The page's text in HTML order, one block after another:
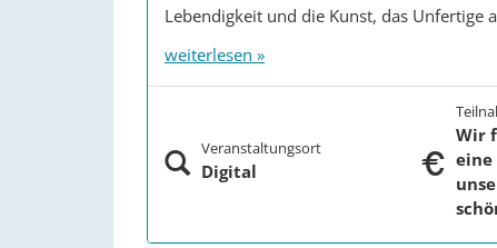
Lebendigkeit und die Kunst, das Unfertige
weiterlesen »
Veranstaltungsort
Digital
Wir
eine